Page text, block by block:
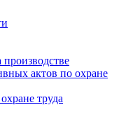
производстве
актов по охране
труда